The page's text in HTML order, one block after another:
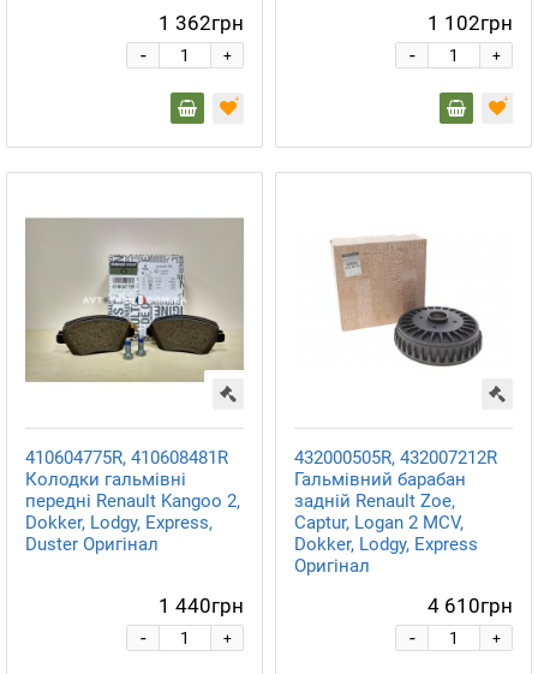
1 362грн
+
-
1 102грн
+
-
410604775R, 410608481R
Колодки гальмівні
передні Renault Kangoo 2,
Dokker, Lodgy, Express,
Duster Оригінал
1 440грн
+
-
432000505R, 432007212R
Гальмівний барабан
задній Renault Zoe,
Captur, Logan 2 MCV,
Dokker, Lodgy, Express
Оригінал
4 610грн
+
-